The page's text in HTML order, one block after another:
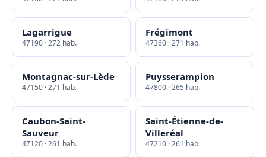
Lagarrigue
47190 · 272 hab.
Frégimont
47360 · 271 hab.
Montagnac-sur-Lède
47150 · 271 hab.
Puysserampion
47800 · 265 hab.
Caubon-Saint-
Sauveur
47120 · 261 hab.
Saint-Étienne-de-
Villeréal
47210 · 261 hab.